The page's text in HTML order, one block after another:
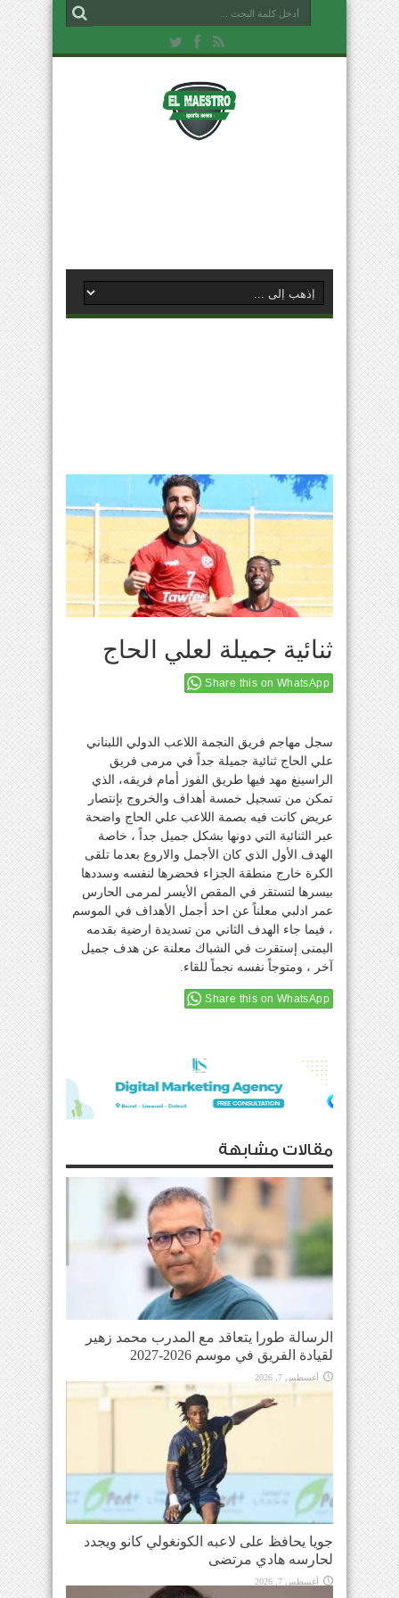
ثنائية جميلة لعلي الحاج
Share this on WhatsApp
سجل مهاجم فريق النجمة اللاعب الدولي اللبناني
علي الحاج ثنائية جميلة جداً في مرمى فريق
الراسينغ مهد فيها طريق الفوز أمام فريقه، الذي
تمكن من تسجيل خمسة أهداف والخروج بإنتصار
عريض كانت فيه بصمة اللاعب علي الحاج واضحة
عبر الثنائية التي دونها بشكل جميل جداً ، خاصة
الهدف الأول الذي كان الأجمل والاروع بعدما تلقى
الكرة خارج منطقة الجزاء فحضرها لنفسه وسددها
بيسرها لتستقر في المقص الأيسر لمرمى الحارس
عمر ادلبي معلناً عن احد أجمل الأهداف في الموسم
، فيما جاء الهدف الثاني من تسديدة ارضية بقدمه
اليمنى إستقرت في الشباك معلنة عن هدف جميل
آخر ، ومتوجاً نفسه نجماً للقاء.
Share this on WhatsApp
مقالات مشابهة
الرسالة طورا يتعاقد مع المدرب محمد زهير
لقيادة الفريق في موسم 2026-2027
أغسطس 7, 2026
جويا يحافظ على لاعبه الكونغولي كانو ويجدد
لحارسه هادي مرتضى
أغسطس 7, 2026